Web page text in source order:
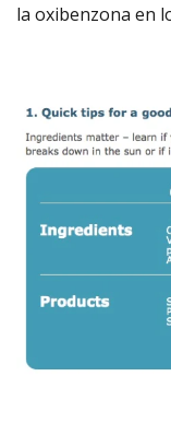
la oxibenzona en